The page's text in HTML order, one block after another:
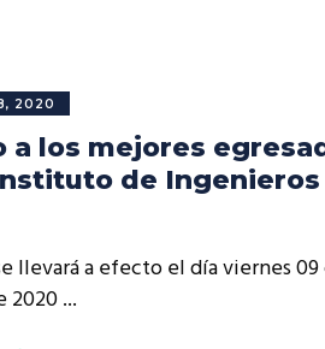
2020
a los mejores
de
llevará a efecto el día viernes
2020